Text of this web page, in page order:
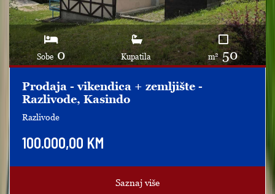
Sobe 0 Kupatila m2 50
Prodaja - vikendica + zemljište -
Razlivode, Kasindo
Razlivode
100.000,00 KM
Saznaj više